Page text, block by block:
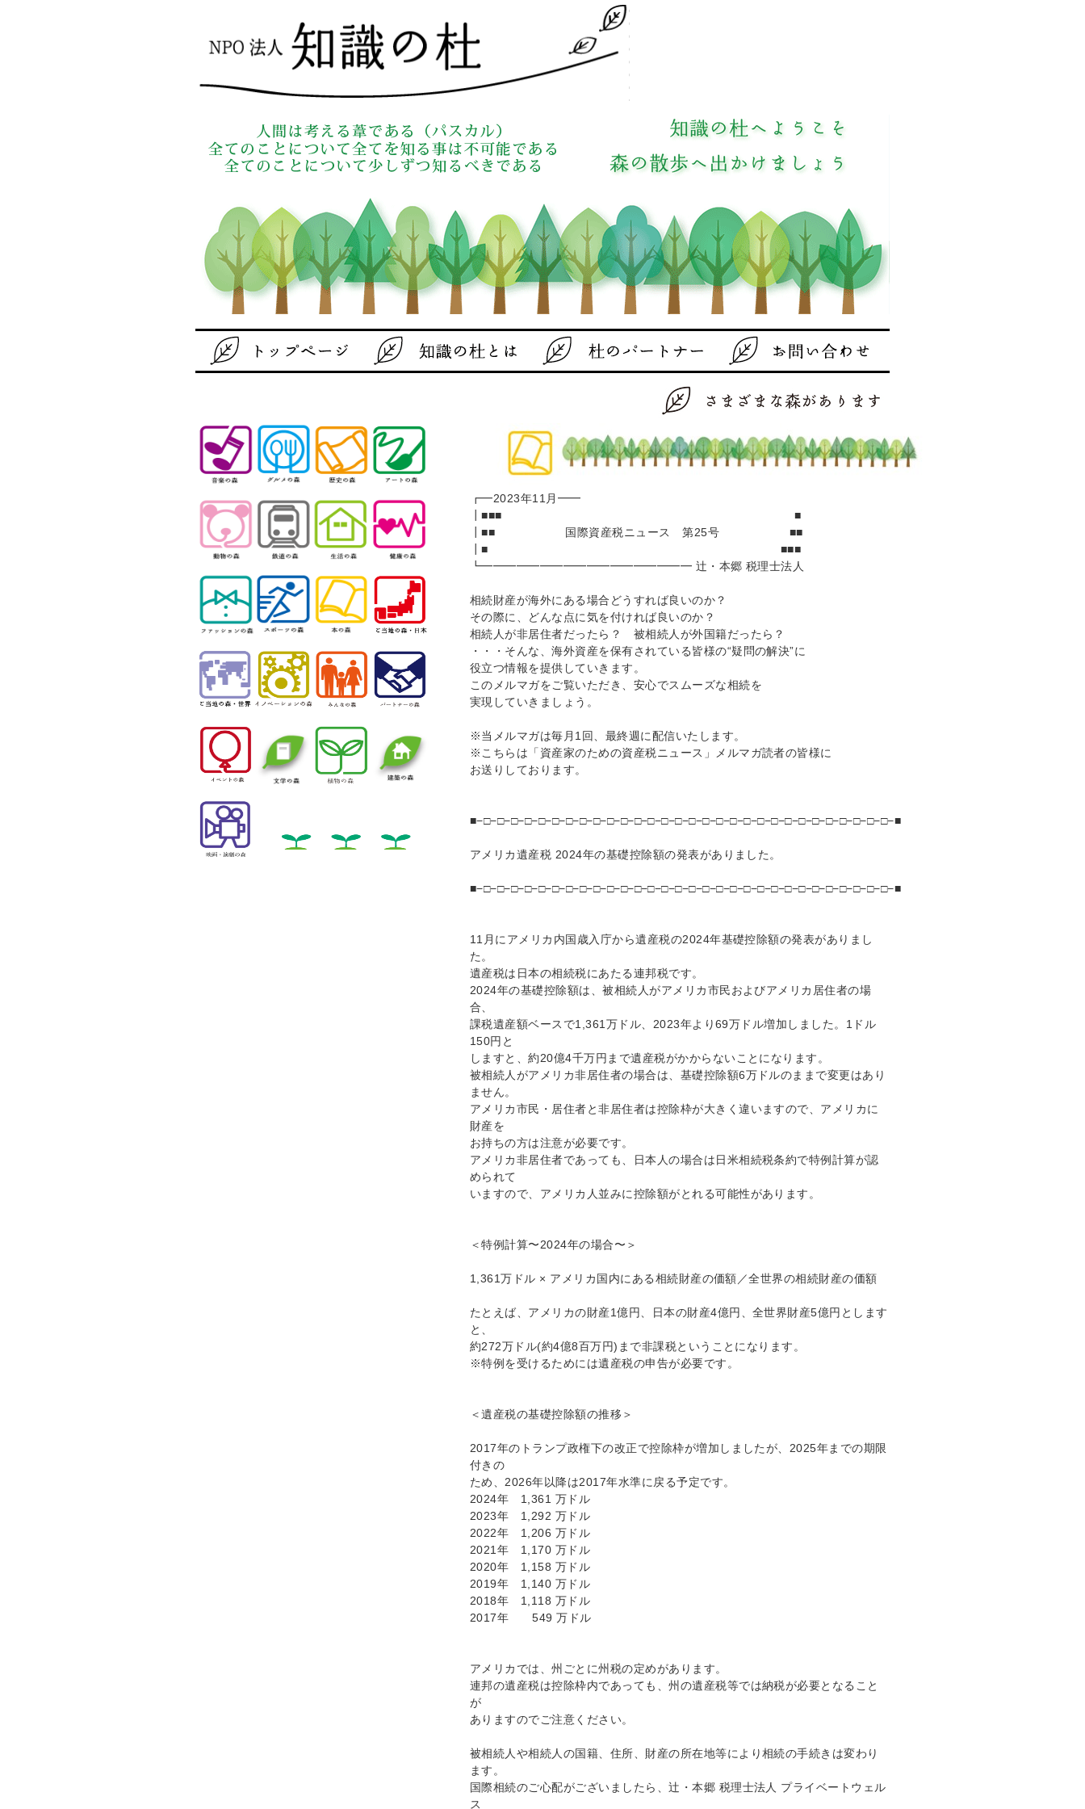
┏━2023年11月━━
┃■■■ ■
┃■■ 国際資産税ニュース 第25号 ■■
┃■ ■■■
┗━━━━━━━━━━━━━━━━━━ 辻・本郷 税理士法人
相続財産が海外にある場合どうすれば良いのか？
その際に、どんな点に気を付ければ良いのか？
相続人が非居住者だったら？ 被相続人が外国籍だったら？
・・・そんな、海外資産を保有されている皆様の“疑問の解決”に
役立つ情報を提供していきます。
このメルマガをご覧いただき、安心でスムーズな相続を
実現していきましょう。
※当メルマガは毎月1回、最終週に配信いたします。
※こちらは「資産家のための資産税ニュース」メルマガ読者の皆様に
お送りしております。
■−□−□−□−□−□−□−□−□−□−□−□−□−□−□−□−□−□−□−□−□−□−□−□−□−□−□−□−□−□−□−■
アメリカ遺産税 2024年の基礎控除額の発表がありました。
■−□−□−□−□−□−□−□−□−□−□−□−□−□−□−□−□−□−□−□−□−□−□−□−□−□−□−□−□−□−□−■
11月にアメリカ内国歳入庁から遺産税の2024年基礎控除額の発表がありまし
た。
遺産税は日本の相続税にあたる連邦税です。
2024年の基礎控除額は、被相続人がアメリカ市民およびアメリカ居住者の場
合、
課税遺産額ベースで1,361万ドル、2023年より69万ドル増加しました。1ドル
150円と
しますと、約20億4千万円まで遺産税がかからないことになります。
被相続人がアメリカ非居住者の場合は、基礎控除額6万ドルのままで変更はあり
ません。
アメリカ市民・居住者と非居住者は控除枠が大きく違いますので、アメリカに
財産を
お持ちの方は注意が必要です。
アメリカ非居住者であっても、日本人の場合は日米相続税条約で特例計算が認
められて
いますので、アメリカ人並みに控除額がとれる可能性があります。
＜特例計算〜2024年の場合〜＞
1,361万ドル × アメリカ国内にある相続財産の価額／全世界の相続財産の価額
たとえば、アメリカの財産1億円、日本の財産4億円、全世界財産5億円とします
と、
約272万ドル(約4億8百万円)まで非課税ということになります。
※特例を受けるためには遺産税の申告が必要です。
＜遺産税の基礎控除額の推移＞
2017年のトランプ政権下の改正で控除枠が増加しましたが、2025年までの期限
付きの
ため、2026年以降は2017年水準に戻る予定です。
2024年 1,361 万ドル
2023年 1,292 万ドル
2022年 1,206 万ドル
2021年 1,170 万ドル
2020年 1,158 万ドル
2019年 1,140 万ドル
2018年 1,118 万ドル
2017年 549 万ドル
アメリカでは、州ごとに州税の定めがあります。
連邦の遺産税は控除枠内であっても、州の遺産税等では納税が必要となること
が
ありますのでご注意ください。
被相続人や相続人の国籍、住所、財産の所在地等により相続の手続きは変わり
ます。
国際相続のご心配がございましたら、辻・本郷 税理士法人 プライベートウェル
ス